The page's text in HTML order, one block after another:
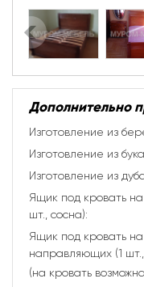
Дополнительно
Изготовление из
Изготовление из
Изготовление из
Ящик под кровать на
шт., сосна):
Ящик под кровать на
направляющих (1
(на кровать